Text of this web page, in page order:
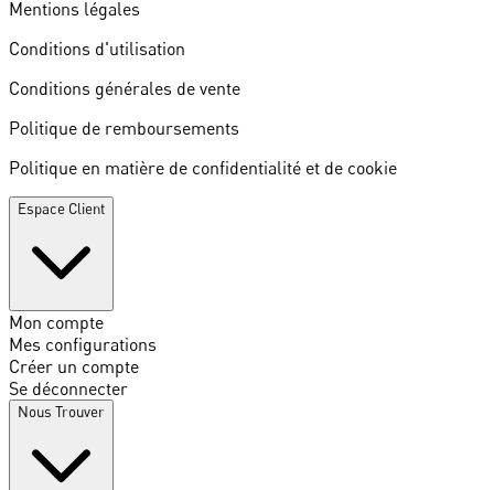
Mentions légales
Conditions d'utilisation
Conditions générales de vente
Politique de remboursements
Politique en matière de confidentialité et de cookie
Espace Client
Mon compte
Mes configurations
Créer un compte
Se déconnecter
Nous Trouver